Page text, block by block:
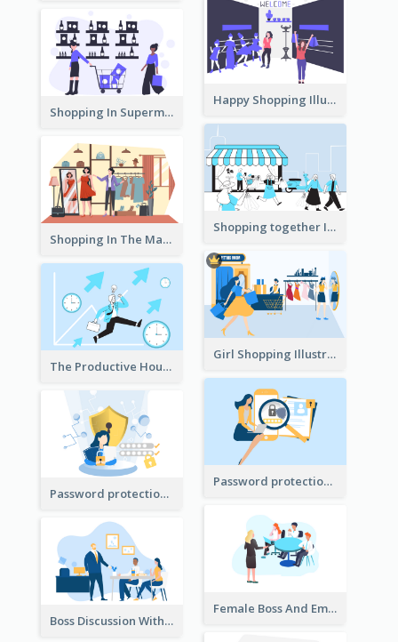
Happy Shopping Illustration
Shopping In Supermarket Illustration
Shopping together Illustration
Shopping In The Mall Illustration
Girl Shopping Illustration
The Productive Hours
Password protection Illustration 2
Password protection Illustration
Female Boss And Employee Illustration
Boss Discussion With Employee Illustration